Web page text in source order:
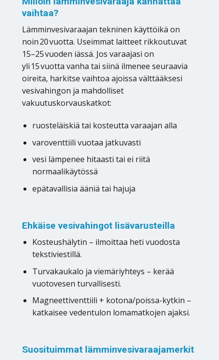
vaihtaa?
Lämminvesivaraajan tekninen käyttöikä on
noin 20 vuotta. Useimmat laitteet rikkoutuvat
15–25 vuoden iässä. Jos varaajasi on
yli 15 vuotta vanha tai siinä ilmenee seuraavia
oireita, harkitse vaihtoa ajoissa välttääksesi
vesivahingon ja mahdolliset
vakuutuskorvauskatkot:
ruosteläiskiä tai kosteutta varaajan alla
varoventtiili vuotaa jatkuvasti
vesi lämpenee hitaasti tai ei riitä
normaalikäytössä
epätavallisia ääniä tai hajuja
Ehkäise vesivahingot lisävarusteilla
Kosteushälytin – ilmoittaa heti vuodosta
tekstiviestillä.
Turvakaukalo ja viemäriyhteys – kerää
vuotovesen turvallisesti.
Magneettiventtiili + kotona/poissa-kytkin –
katkaisee vedentulon lomamatkojen ajaksi.
Suosituimmat lämminvesivaraajamerkit